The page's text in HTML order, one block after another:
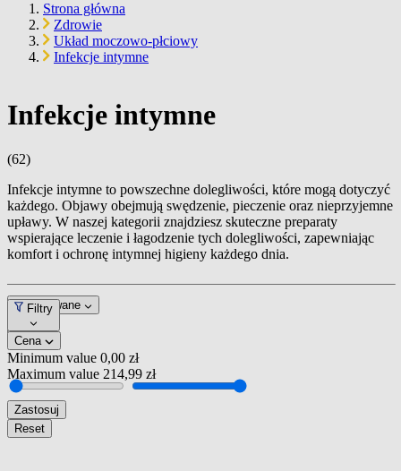
Strona główna
Zdrowie
Układ moczowo-płciowy
Infekcje intymne
Infekcje intymne
(62)
Infekcje intymne to powszechne dolegliwości, które mogą dotyczyć
każdego. Objawy obejmują swędzenie, pieczenie oraz nieprzyjemne
upławy. W naszej kategorii znajdziesz skuteczne preparaty
wspierające leczenie i łagodzenie tych dolegliwości, zapewniając
komfort i ochronę intymnej higieny każdego dnia.
Dopasowane
Filtry
Cena
Minimum value 0,00 zł
Maximum value 214,99 zł
Zastosuj
Reset